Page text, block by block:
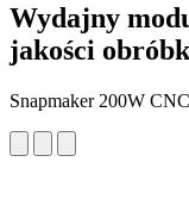
Wydajny
jakości
Snapmaker 200W